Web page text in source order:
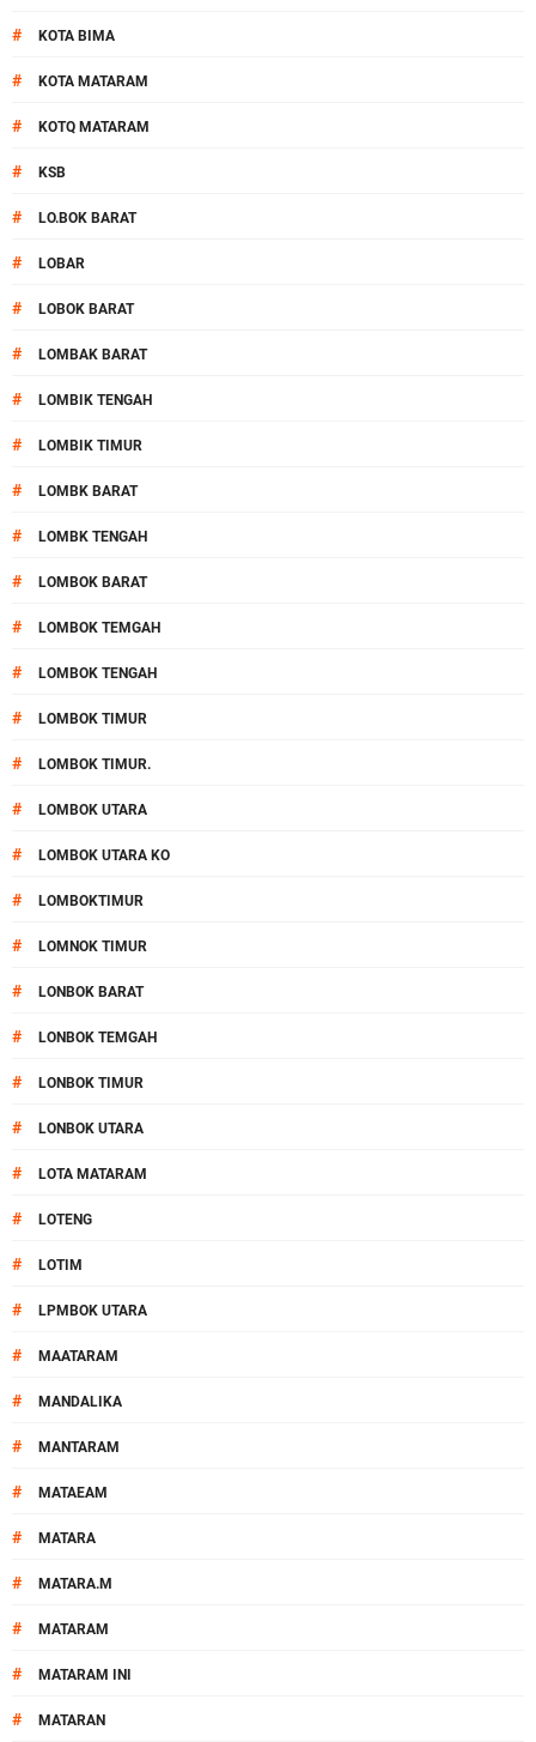
# KOTA BIMA
# KOTA MATARAM
# KOTQ MATARAM
# KSB
# LO.BOK BARAT
# LOBAR
# LOBOK BARAT
# LOMBAK BARAT
# LOMBIK TENGAH
# LOMBIK TIMUR
# LOMBK BARAT
# LOMBK TENGAH
# LOMBOK BARAT
# LOMBOK TEMGAH
# LOMBOK TENGAH
# LOMBOK TIMUR
# LOMBOK TIMUR.
# LOMBOK UTARA
# LOMBOK UTARA KO
# LOMBOKTIMUR
# LOMNOK TIMUR
# LONBOK BARAT
# LONBOK TEMGAH
# LONBOK TIMUR
# LONBOK UTARA
# LOTA MATARAM
# LOTENG
# LOTIM
# LPMBOK UTARA
# MAATARAM
# MANDALIKA
# MANTARAM
# MATAEAM
# MATARA
# MATARA.M
# MATARAM
# MATARAM INI
# MATARAN